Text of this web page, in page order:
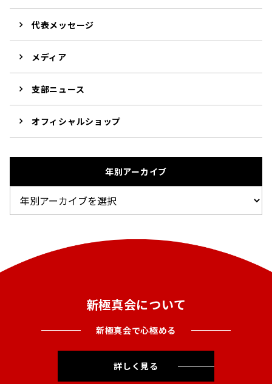
代表メッセージ
メディア
支部ニュース
オフィシャルショップ
年別アーカイブ
新極真会について
新極真会で心極める
詳しく見る